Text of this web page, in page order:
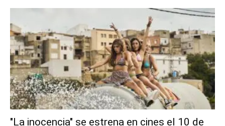
"La inocencia" se estrena en cines el 10 de